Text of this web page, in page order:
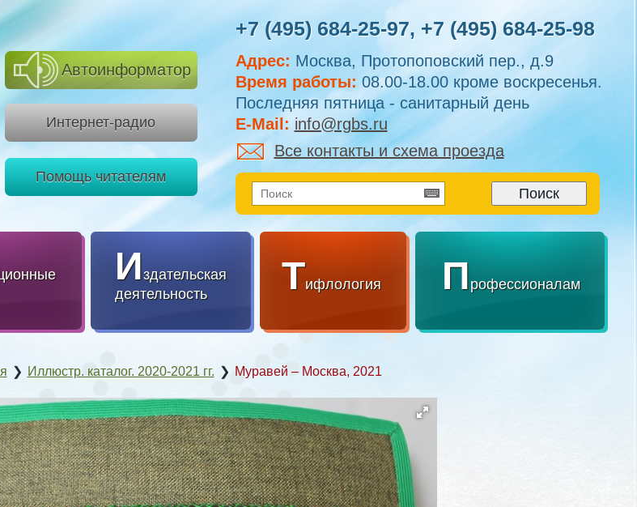
Автоинформатор
Интернет-радио
Помощь читателям
+7 (495) 684-25-97, +7 (495) 684-25-98
Адрес: Москва, Протопоповский пер., д.9
Время работы: 08.00-18.00 кроме воскресенья.
Последняя пятница - санитарный день
E-Mail: info@rgbs.ru
Все контакты и схема проезда
Издательская
деятельность
Тифлология Профессионалам
❯ Иллюстр. каталог. 2020-2021 гг. ❯ Муравей – Москва, 2021